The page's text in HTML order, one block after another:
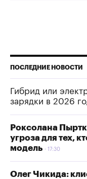
ПОСЛЕДНИЕ НОВОСТИ
Гибрид или
зарядки в 2026
Роксолана
угроза для тех,
модель
17:30
Олег Чикида: